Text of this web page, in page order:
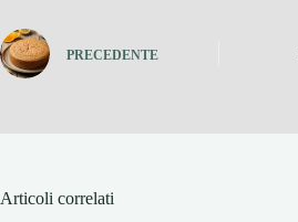
PRECEDENTE
Articoli correlati